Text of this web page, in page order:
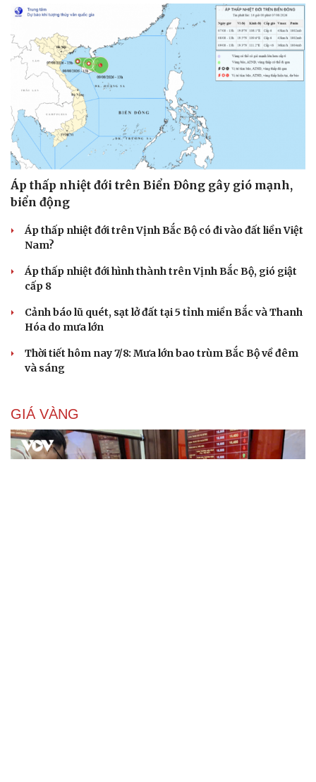
Áp thấp nhiệt đới trên Biển Đông gây gió mạnh,
biển động
Áp thấp nhiệt đới trên Vịnh Bắc Bộ có đi vào đất liền Việt
Nam?
Áp thấp nhiệt đới hình thành trên Vịnh Bắc Bộ, gió giật
cấp 8
Cảnh báo lũ quét, sạt lở đất tại 5 tỉnh miền Bắc và Thanh
Hóa do mưa lớn
Thời tiết hôm nay 7/8: Mưa lớn bao trùm Bắc Bộ về đêm
và sáng
GIÁ VÀNG